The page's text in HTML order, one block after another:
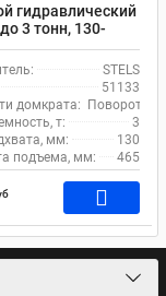
гидравлический
3 тонн, 130-
51133
STELS
51133
домкрата:
т:
3
мм:
130
подъема, мм:
465